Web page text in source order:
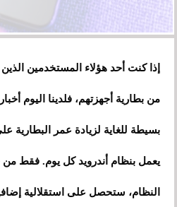
إذا كنت أحد هؤلاء المستخدمين
من بطارية أجهزتهم، فلدينا اليوم
بسيطة للغاية لزيادة عمر البطارية
يعمل بنظام أندرويد كل يوم. فقط من
النظام، ستحصل على استقلالية